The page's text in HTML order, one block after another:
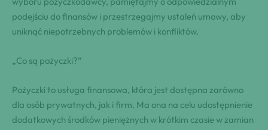
podejściu do finansów i przestrzegajmy ustaleń umowy, aby
uniknąć niepotrzebnych problemów i konfliktów.
„Co są pożyczki?”
Pożyczki to usługa finansowa, która jest dostępna zarówno
dla osób prywatnych, jak i firm. Ma ona na celu udostępnienie
dodatkowych środków pieniężnych w krótkim czasie w zamian